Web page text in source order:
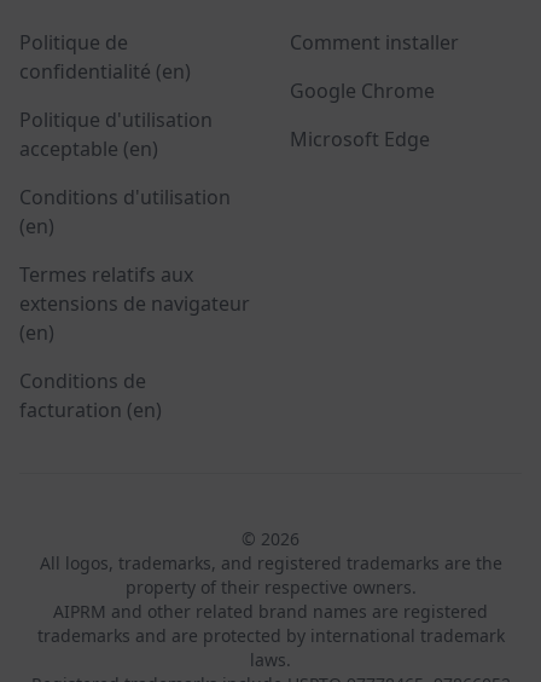
Politique de
confidentialité (en)
Politique d'utilisation
acceptable (en)
Conditions d'utilisation
(en)
Termes relatifs aux
extensions de navigateur
(en)
Conditions de
facturation (en)
Comment installer
Google Chrome
Microsoft Edge
© 2026
All logos, trademarks, and registered trademarks are the
property of their respective owners.
AIPRM and other related brand names are registered
trademarks and are protected by international trademark
laws.